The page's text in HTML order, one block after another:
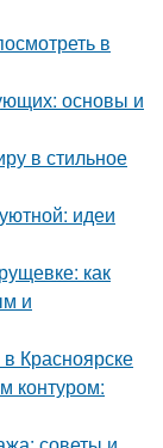
в
основы и
в стильное
идеи
как
и
Красноярске
контуром: